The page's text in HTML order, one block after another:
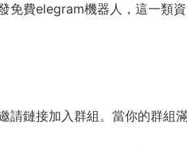
免費elegram機器人，這一類
請鏈接加入群組。當你的群組